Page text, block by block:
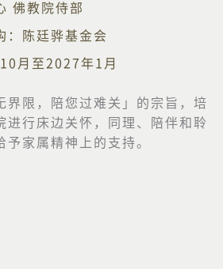
佛教院侍部
：陈廷骅基金会
月至2027年1月
界限，陪您过难关」的宗旨，培
进行床边关怀，同理、陪伴和聆
予家属精神上的支持。